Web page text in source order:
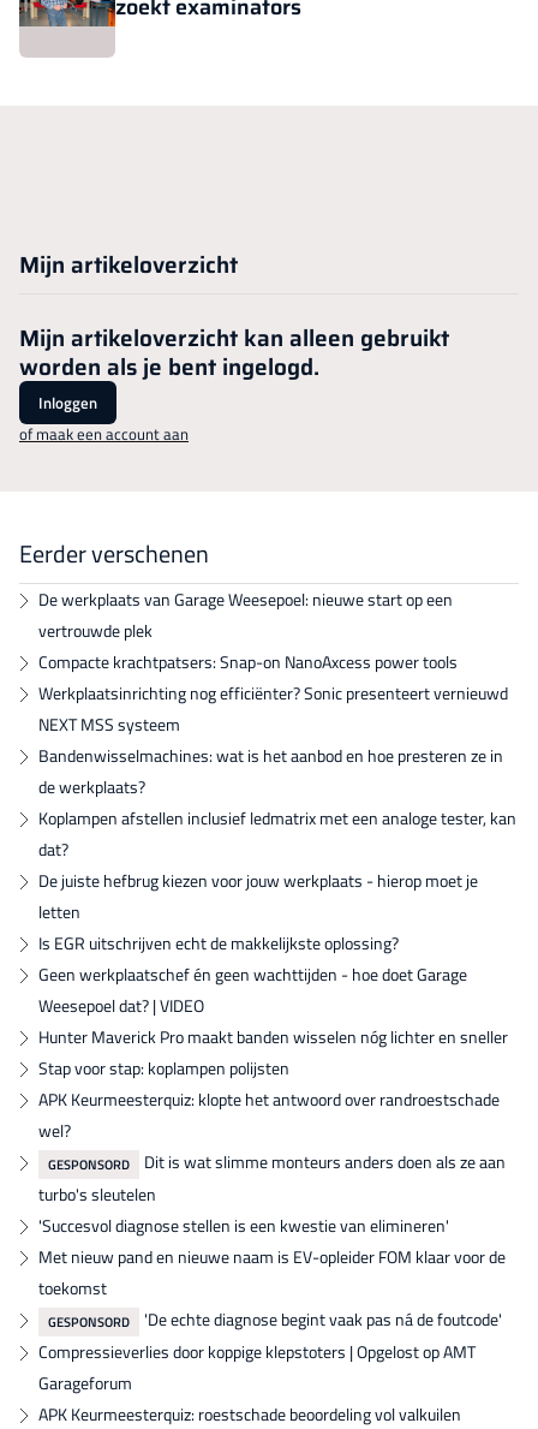
zoekt examinators
Mijn artikeloverzicht
Mijn artikeloverzicht kan alleen gebruikt
worden als je bent ingelogd.
Inloggen
of maak een account aan
Eerder verschenen
De werkplaats van Garage Weesepoel: nieuwe start op een
vertrouwde plek
Compacte krachtpatsers: Snap-on NanoAxcess power tools
Werkplaatsinrichting nog efficiënter? Sonic presenteert vernieuwd
NEXT MSS systeem
Bandenwisselmachines: wat is het aanbod en hoe presteren ze in
de werkplaats?
Koplampen afstellen inclusief ledmatrix met een analoge tester, kan
dat?
De juiste hefbrug kiezen voor jouw werkplaats - hierop moet je
letten
Is EGR uitschrijven echt de makkelijkste oplossing?
Geen werkplaatschef én geen wachttijden - hoe doet Garage
Weesepoel dat? | VIDEO
Hunter Maverick Pro maakt banden wisselen nóg lichter en sneller
Stap voor stap: koplampen polijsten
APK Keurmeesterquiz: klopte het antwoord over randroestschade
wel?
GESPONSORD
Dit is wat slimme monteurs anders doen als ze aan
turbo's sleutelen
'Succesvol diagnose stellen is een kwestie van elimineren'
Met nieuw pand en nieuwe naam is EV-opleider FOM klaar voor de
toekomst
GESPONSORD
'De echte diagnose begint vaak pas ná de foutcode'
Compressieverlies door koppige klepstoters | Opgelost op AMT
Garageforum
APK Keurmeesterquiz: roestschade beoordeling vol valkuilen